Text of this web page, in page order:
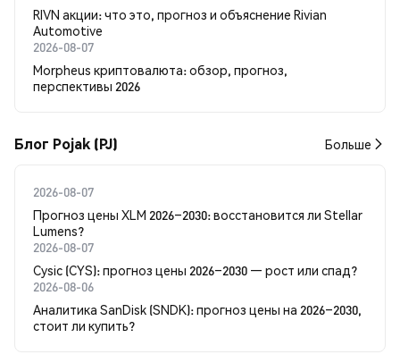
RIVN акции: что это, прогноз и объяснение Rivian
Automotive
2026-08-07
Morpheus криптовалюта: обзор, прогноз,
перспективы 2026
Блог Pojak (PJ) Больше
2026-08-07
Прогноз цены XLM 2026–2030: восстановится ли Stellar
Lumens?
2026-08-07
Cysic (CYS): прогноз цены 2026–2030 — рост или спад?
2026-08-06
Аналитика SanDisk (SNDK): прогноз цены на 2026–2030,
стоит ли купить?